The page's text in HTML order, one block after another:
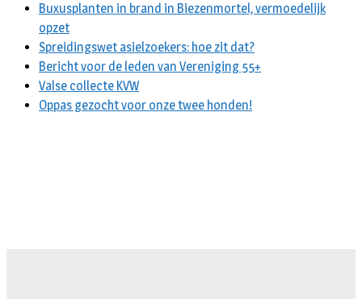
Buxusplanten in brand in Biezenmortel, vermoedelijk
opzet
Spreidingswet asielzoekers: hoe zit dat?
Bericht voor de leden van Vereniging 55+
Valse collecte KVW
Oppas gezocht voor onze twee honden!